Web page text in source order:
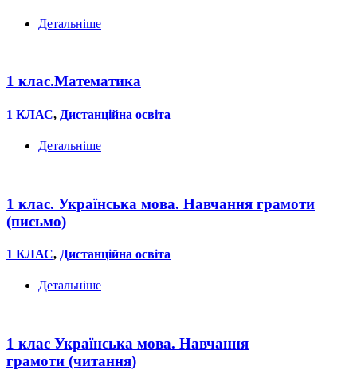
Детальніше
1 клас.Математика
1 КЛАС, Дистанційна освіта
Детальніше
1 клас. Українська мова. Навчання грамоти
(письмо)
1 КЛАС, Дистанційна освіта
Детальніше
1 клас Українська мова. Навчання
грамоти (читання)